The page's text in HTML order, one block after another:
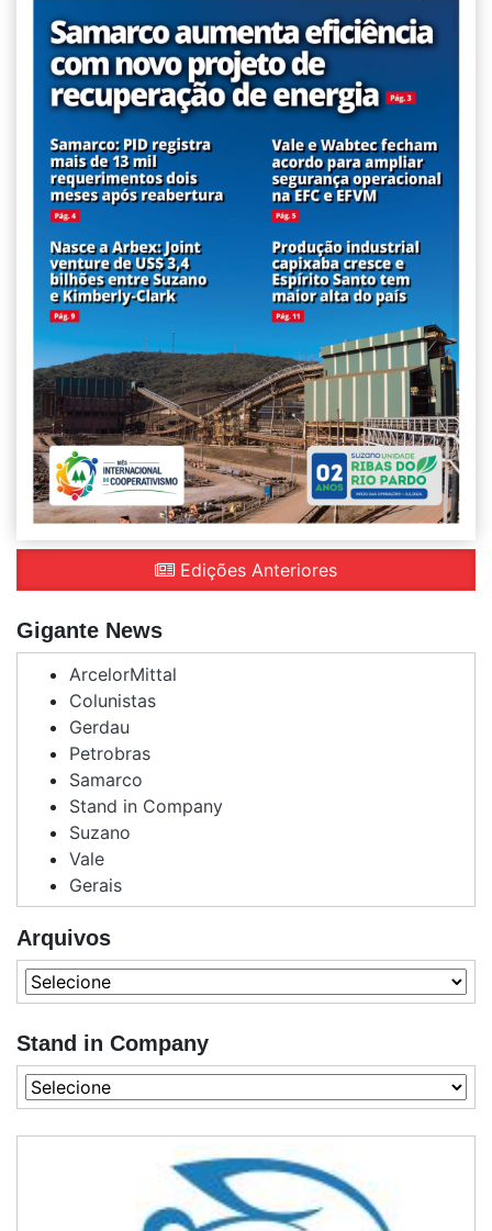
Edições Anteriores
Gigante News
ArcelorMittal
Colunistas
Gerdau
Petrobras
Samarco
Stand in Company
Suzano
Vale
Gerais
Arquivos
Stand in Company